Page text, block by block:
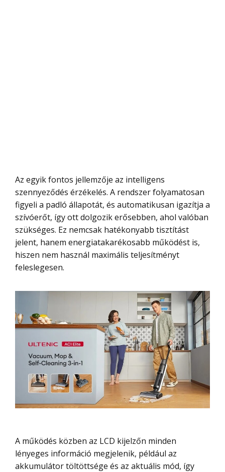
Az egyik fontos jellemzője az intelligens
szennyeződés érzékelés. A rendszer folyamatosan
figyeli a padló állapotát, és automatikusan igazítja a
szívóerőt, így ott dolgozik erősebben, ahol valóban
szükséges. Ez nemcsak hatékonyabb tisztítást
jelent, hanem energiatakarékosabb működést is,
hiszen nem használ maximális teljesítményt
feleslegesen.
A működés közben az LCD kijelzőn minden
lényeges információ megjelenik, például az
akkumulátor töltöttsége és az aktuális mód, így